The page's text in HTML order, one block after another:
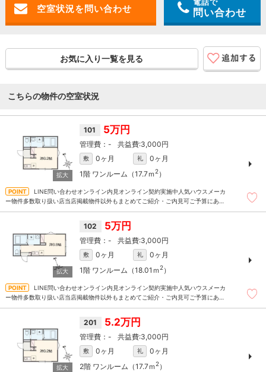
問い合わせ
お気に入り一覧を見る
こちらの物件の空室状況
101 5万円
- 3,000円
敷 0ヶ月 礼
0ヶ月
1階 ワンルーム（17.7ｍ 2）
LINE問い合わせオンライン内見オンライン契約実施中人気ハウスメーカ
ー物件多数取り扱い店当店掲載物件以外もまとめてご紹介・ご内見可ご予算にあっ
102 5万円
- 3,000円
敷 0ヶ月 礼
0ヶ月
1階 ワンルーム（18.01ｍ 2）
LINE問い合わせオンライン内見オンライン契約実施中人気ハウスメーカ
ー物件多数取り扱い店当店掲載物件以外もまとめてご紹介・ご内見可ご予算にあっ
201 5.2万円
- 3,000円
敷 0ヶ月 礼
0ヶ月
2階 ワンルーム（17.7ｍ 2）